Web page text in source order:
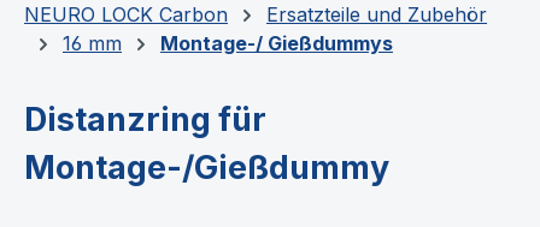
NEURO LOCK Carbon
Ersatzteile und Zubehör
16 mm
Montage-/ Gießdummys
Distanzring für
Montage-/Gießdummy